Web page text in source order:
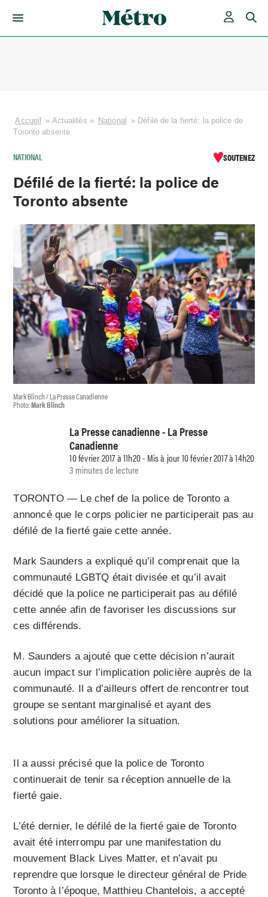
Accueil » Actualités » National » Défilé de la fierté: la police de
Toronto absente
NATIONAL SOUTENEZ
Défilé de la fierté: la police de
Toronto absente
Mark Blinch / La Presse Canadienne
Photo:Mark Blinch
La Presse canadienne - La Presse
Canadienne
10 février 2017 à 11h20 - Mis à jour 10 février 2017 à 14h20
3 minutes de lecture
TORONTO — Le chef de la police de Toronto a
annoncé que le corps policier ne participerait pas au
défilé de la fierté gaie cette année.
Mark Saunders a expliqué qu’il comprenait que la
communauté LGBTQ était divisée et qu’il avait
décidé que la police ne participerait pas au défilé
cette année afin de favoriser les discussions sur
ces différends.
M. Saunders a ajouté que cette décision n’aurait
aucun impact sur l’implication policière auprès de la
communauté. Il a d’ailleurs offert de rencontrer tout
groupe se sentant marginalisé et ayant des
solutions pour améliorer la situation.
Il a aussi précisé que la police de Toronto
continuerait de tenir sa réception annuelle de la
fierté gaie.
L’été dernier, le défilé de la fierté gaie de Toronto
avait été interrompu par une manifestation du
mouvement Black Lives Matter, et n’avait pu
reprendre que lorsque le directeur général de Pride
Toronto à l’époque, Matthieu Chantelois, a accepté